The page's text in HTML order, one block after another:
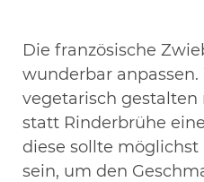
Die französische
wunderbar anpassen.
vegetarisch
statt Rinderbrühe
diese sollte
sein, um den